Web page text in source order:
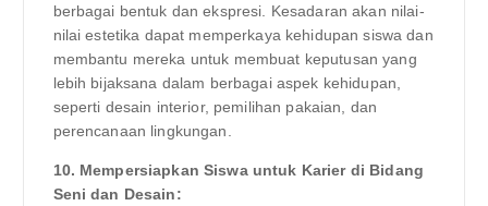
berbagai bentuk dan ekspresi. Kesadaran akan nilai-
nilai estetika dapat memperkaya kehidupan siswa dan
membantu mereka untuk membuat keputusan yang
lebih bijaksana dalam berbagai aspek kehidupan,
seperti desain interior, pemilihan pakaian, dan
perencanaan lingkungan.
10. Mempersiapkan Siswa untuk Karier di Bidang
Seni dan Desain: